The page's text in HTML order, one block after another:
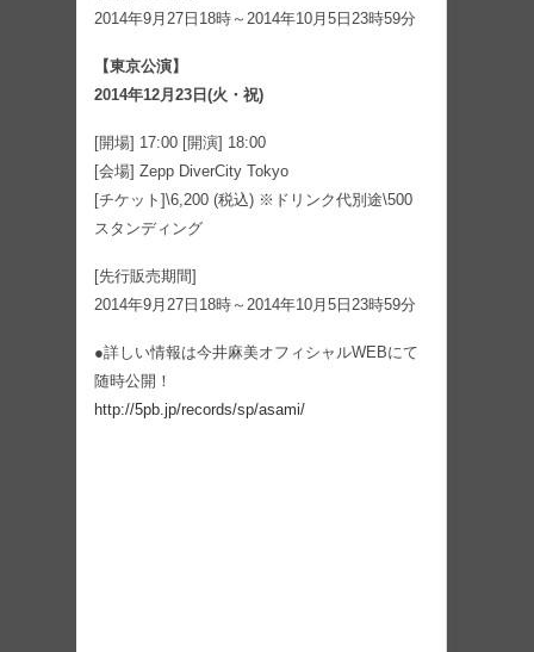
2014年9月27日18時～2014年10月5日23時59分
【東京公演】
2014年12月23日(火・祝)
[開場] 17:00 [開演] 18:00
[会場] Zepp DiverCity Tokyo
[チケット]\6,200 (税込) ※ドリンク代別途\500
スタンディング
[先行販売期間]
2014年9月27日18時～2014年10月5日23時59分
●詳しい情報は今井麻美オフィシャルWEBにて
随時公開！
http://5pb.jp/records/sp/asami/